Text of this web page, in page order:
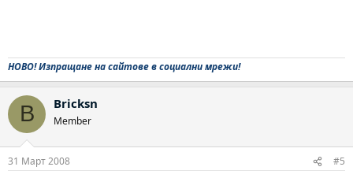
НОВО! Изпращане на сайтове в социални мрежи!
B Bricksn
Member
31 Март 2008 #5